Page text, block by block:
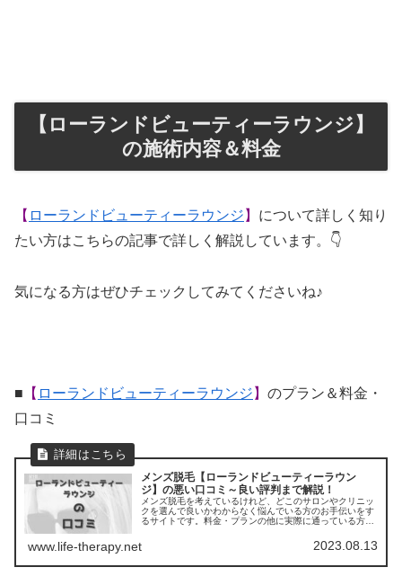
【ローランドビューティーラウンジ】
の施術内容＆料金
【 ローランドビューティーラウンジ 】 について詳しく知り
たい方はこちらの記事で詳しく解説しています。👇
気になる方はぜひチェックしてみてくださいね♪
■ 【 ローランドビューティーラウンジ 】 のプラン＆料金・
口コミ
メンズ脱毛【ローランドビューティーラウン
ジ】の悪い口コミ～良い評判まで解説！
メンズ脱毛を考えているけれど、どこのサロンやクリニッ
クを選んで良いかわからなく悩んでいる方のお手伝いをす
るサイトです。料金・プランの他に実際に通っている方の
www.life-therapy.net 2023.08.13